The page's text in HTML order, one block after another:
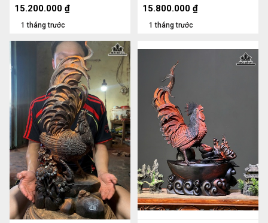
1 tháng trước
15.200.000 ₫
1 tháng trước
15.800.000 ₫